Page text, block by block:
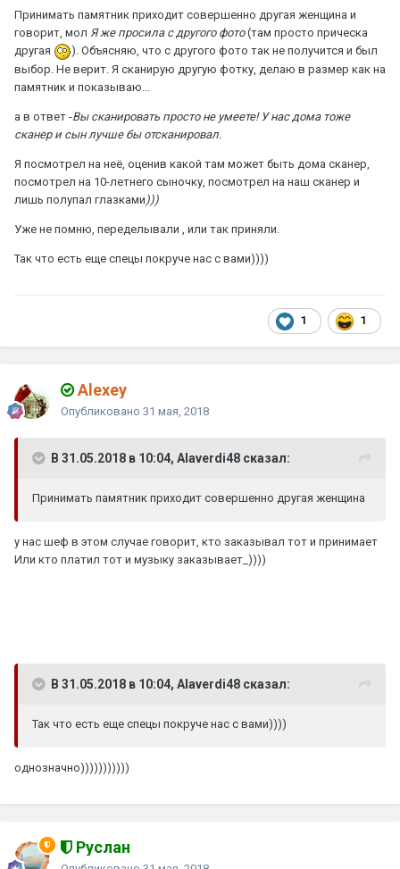
Принимать памятник приходит совершенно другая женщина и
говорит, мол Я же просила с другого фото(там просто прическа
другая
). Объясняю, что с другого фото так не получится и был
выбор. Не верит. Я сканирую другую фотку, делаю в размер как на
памятник и показываю...
а в ответ -Вы сканировать просто не умеете! У нас дома тоже
сканер и сын лучше бы отсканировал.
Я посмотрел на неё, оценив какой там может быть дома сканер,
посмотрел на 10-летнего сыночку, посмотрел на наш сканер и
лишь полупал глазками )))
Уже не помню, переделывали , или так приняли.
Так что есть еще спецы покруче нас с вами))))
1 1
Alexey
Опубликовано 31 мая, 2018
В 31.05.2018 в 10:04, Alaverdi48 сказал:
Принимать памятник приходит совершенно другая женщина
у нас шеф в этом случае говорит, кто заказывал тот и принимает
Или кто платил тот и музыку заказывает_))))
В 31.05.2018 в 10:04, Alaverdi48 сказал:
Так что есть еще спецы покруче нас с вами))))
однозначно)))))))))))
Руслан